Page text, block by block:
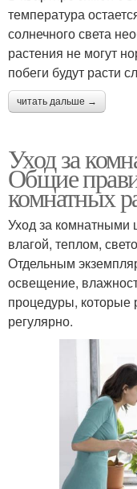
температура
солнечного света
растения не могут
побеги будут расти
читать дальше →
Уход за
Общие
комнатных
Уход за комнатными
влагой, теплом,
Отдельным
освещение,
процедуры, которые
регулярно.